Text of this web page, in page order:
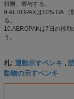
報酬、寄与する。
9.AEROPAKは10% OA （
る。
10.AEROPAKは7日の移
う。
札: 運動示すペンキ ,
動物の示すペンキ